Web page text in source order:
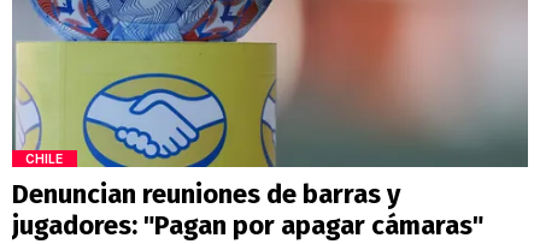
CHILE
Denuncian reuniones de barras y
jugadores: "Pagan por apagar cámaras"